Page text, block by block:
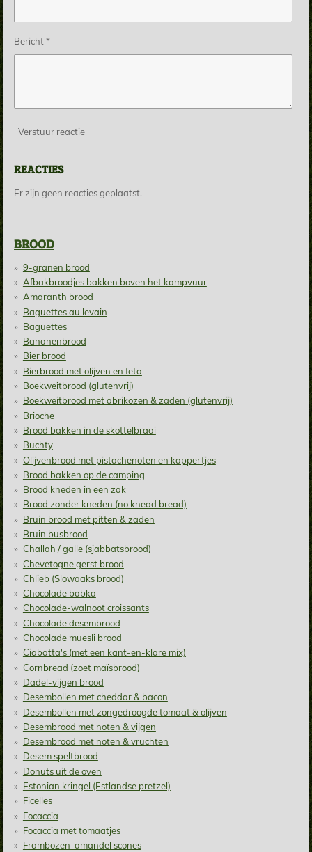
Bericht *
Verstuur reactie
REACTIES
Er zijn geen reacties geplaatst.
BROOD
9-granen brood
Afbakbroodjes bakken boven het kampvuur
Amaranth brood
Baguettes au levain
Baguettes
Bananenbrood
Bier brood
Bierbrood met olijven en feta
Boekweitbrood (glutenvrij)
Boekweitbrood met abrikozen & zaden (glutenvrij)
Brioche
Brood bakken in de skottelbraai
Buchty
Olijvenbrood met pistachenoten en kappertjes
Brood bakken op de camping
Brood kneden in een zak
Brood zonder kneden (no knead bread)
Bruin brood met pitten & zaden
Bruin busbrood
Challah / galle (sjabbatsbrood)
Chevetogne gerst brood
Chlieb (Slowaaks brood)
Chocolade babka
Chocolade-walnoot croissants
Chocolade desembrood
Chocolade muesli brood
Ciabatta's (met een kant-en-klare mix)
Cornbread (zoet maïsbrood)
Dadel-vijgen brood
Desembollen met cheddar & bacon
Desembollen met zongedroogde tomaat & olijven
Desembrood met noten & vijgen
Desembrood met noten & vruchten
Desem speltbrood
Donuts uit de oven
Estonian kringel (Estlandse pretzel)
Ficelles
Focaccia
Focaccia met tomaatjes
Frambozen-amandel scones